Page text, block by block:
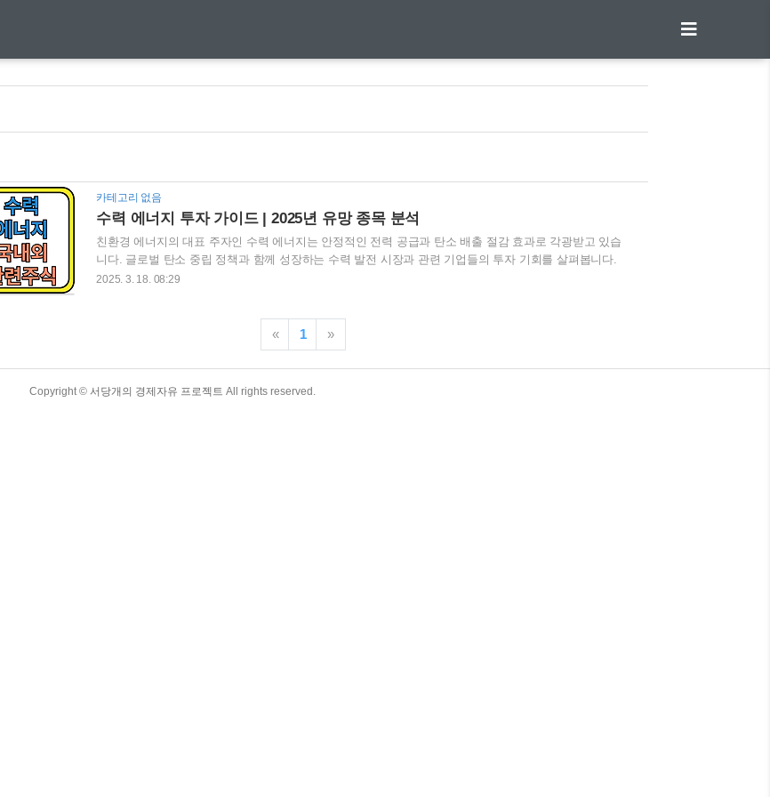
카테고리 없음
수력 에너지 투자 가이드 | 2025년 유망 종목 분석
친환경 에너지의 대표 주자인 수력 에너지는 안정적인 전력 공급과 탄소 배출 절감 효과로 각광받고 있습
니다. 글로벌 탄소 중립 정책과 함께 성장하는 수력 발전 시장과 관련 기업들의 투자 기회를 살펴봅니다.
국내외 대표 수력 에너지 관련 주식 및 최신 트렌드를 분석하며, 투자 시 고려해야 할 사항을 자세히 정리
수로 등을 활용하여 전력 생산이 가능하며, 태양광이나 풍력과 달리 날씨에 영향을 덜 받는 안정적인 발전
방식으로 평가받습니다. ✔ 수력 에너지의 장점재생 가능성 – 자연적인..
2025. 3. 18. 08:29
« 1 »
Copyright © 서당개의 경제자유 프로젝트 All rights reserved.